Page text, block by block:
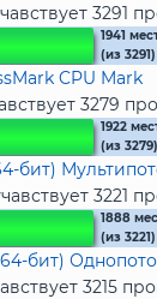
3291
1941
(из 3291)
CPU Mark
3279
1922
(из 3279)
бит)
3221
1888
(из 3221)
бит)
3215